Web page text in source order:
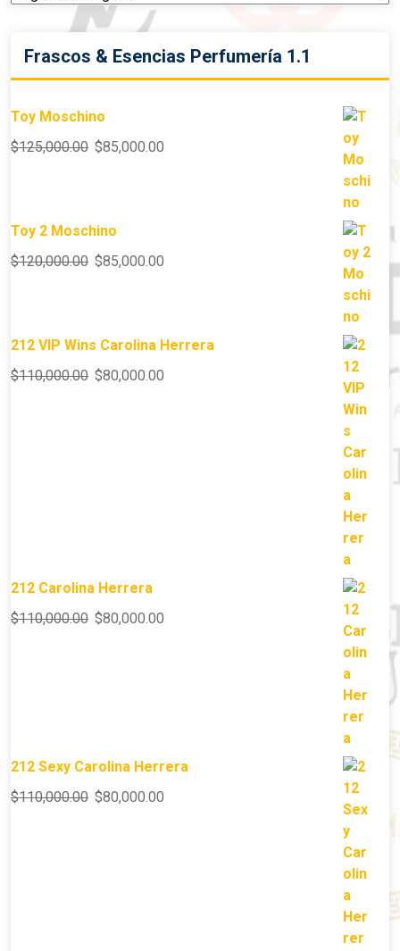
Frascos & Esencias Perfumería 1.1
Toy Moschino
$125,000.00 $85,000.00
Toy 2 Moschino
$120,000.00 $85,000.00
212 VIP Wins Carolina Herrera
$110,000.00 $80,000.00
212 Carolina Herrera
$110,000.00 $80,000.00
212 Sexy Carolina Herrera
$110,000.00 $80,000.00